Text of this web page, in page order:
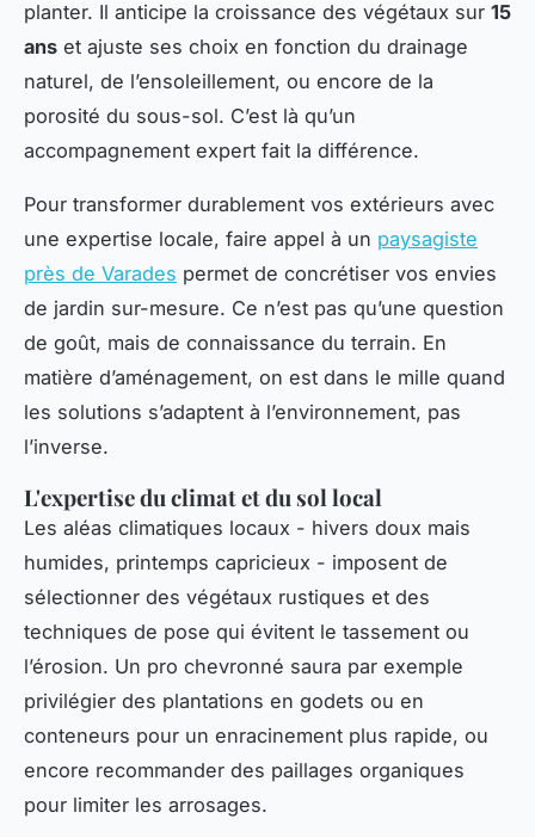
planter. Il anticipe la croissance des végétaux sur 15
ans et ajuste ses choix en fonction du drainage
naturel, de l’ensoleillement, ou encore de la
porosité du sous-sol. C’est là qu’un
accompagnement expert fait la différence.
Pour transformer durablement vos extérieurs avec
une expertise locale, faire appel à un paysagiste
près de Varades permet de concrétiser vos envies
de jardin sur-mesure. Ce n’est pas qu’une question
de goût, mais de connaissance du terrain. En
matière d’aménagement, on est dans le mille quand
les solutions s’adaptent à l’environnement, pas
l’inverse.
L'expertise du climat et du sol local
Les aléas climatiques locaux - hivers doux mais
humides, printemps capricieux - imposent de
sélectionner des végétaux rustiques et des
techniques de pose qui évitent le tassement ou
l’érosion. Un pro chevronné saura par exemple
privilégier des plantations en godets ou en
conteneurs pour un enracinement plus rapide, ou
encore recommander des paillages organiques
pour limiter les arrosages.